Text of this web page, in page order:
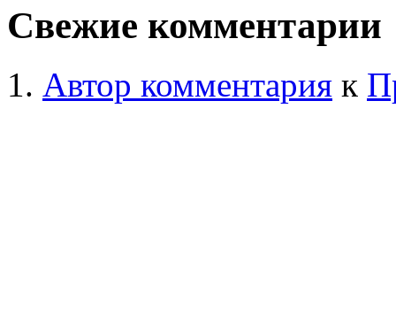
Свежие комментарии
Автор комментария к